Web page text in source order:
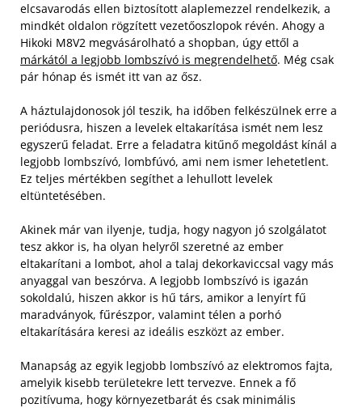
elcsavarodás ellen biztosított alaplemezzel rendelkezik, a
mindkét oldalon rögzített vezetőoszlopok révén. Ahogy a
Hikoki M8V2 megvásárolható a shopban, úgy ettől a
márkától a legjobb lombszívó is megrendelhető. Még csak
pár hónap és ismét itt van az ősz.
A háztulajdonosok jól teszik, ha időben felkészülnek erre a
periódusra, hiszen a levelek eltakarítása ismét nem lesz
egyszerű feladat. Erre a feladatra kitűnő megoldást kínál a
legjobb lombszívó, lombfúvó, ami nem ismer lehetetlent.
Ez teljes mértékben segíthet a lehullott levelek
eltüntetésében.
Akinek már van ilyenje, tudja, hogy nagyon jó szolgálatot
tesz akkor is, ha olyan helyről szeretné az ember
eltakarítani a lombot, ahol a talaj dekorkaviccsal vagy más
anyaggal van beszórva. A legjobb lombszívó is igazán
sokoldalú, hiszen akkor is hű társ, amikor a lenyírt fű
maradványok, fűrészpor, valamint télen a porhó
eltakarítására keresi az ideális eszközt az ember.
Manapság az egyik legjobb lombszívó az elektromos fajta,
amelyik kisebb területekre lett tervezve. Ennek a fő
pozitívuma, hogy környezetbarát és csak minimális